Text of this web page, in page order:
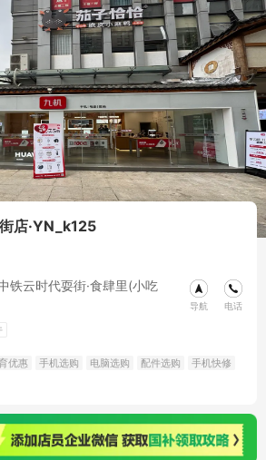
店·YN_k125
铁云时代耍街·食肆里(小吃
导航 电话
优惠 手机选购 电脑选购 配件选购
手机快修